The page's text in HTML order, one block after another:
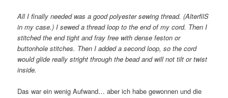
All I finally needed was a good polyester sewing thread. (AlterfilS
in my case.) I sewed a thread loop to the end of my cord. Then I
stitched the end tight and fray free with dense feston or
buttonhole stitches. Then I added a second loop, so the cord
would glide really stright through the bead and will not tilt or twist
inside.
Das war ein wenig Aufwand… aber ich habe gewonnen und die